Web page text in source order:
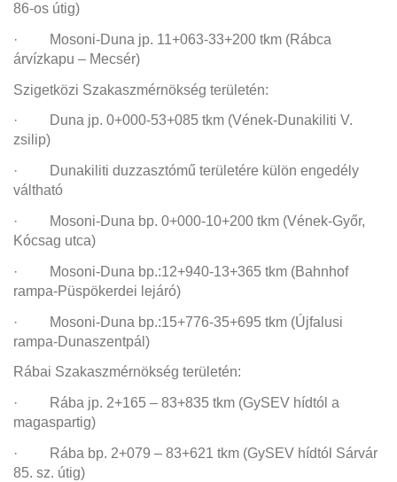
86-os útig)
· Mosoni-Duna jp. 11+063-33+200 tkm (Rábca
árvízkapu – Mecsér)
Szigetközi Szakaszmérnökség területén:
· Duna jp. 0+000-53+085 tkm (Vének-Dunakiliti V.
zsilip)
· Dunakiliti duzzasztómű területére külön engedély
váltható
· Mosoni-Duna bp. 0+000-10+200 tkm (Vének-Győr,
Kócsag utca)
· Mosoni-Duna bp.:12+940-13+365 tkm (Bahnhof
rampa-Püspökerdei lejáró)
· Mosoni-Duna bp.:15+776-35+695 tkm (Újfalusi
rampa-Dunaszentpál)
Rábai Szakaszmérnökség területén:
· Rába jp. 2+165 – 83+835 tkm (GySEV hídtól a
magaspartig)
· Rába bp. 2+079 – 83+621 tkm (GySEV hídtól Sárvár
85. sz. útig)